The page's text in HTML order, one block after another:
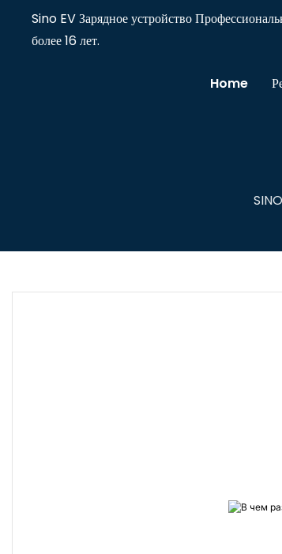
Sino EV Зарядное устройство
более 16 лет.
Home
SINO